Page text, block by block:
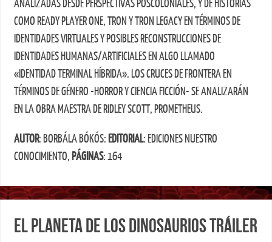
ANALIZADAS DESDE PERSPECTIVAS POSCOLONIALES, Y DE HISTORIAS
COMO READY PLAYER ONE, TRON Y TRON LEGACY EN TÉRMINOS DE
IDENTIDADES VIRTUALES Y POSIBLES RECONSTRUCCIONES DE
IDENTIDADES HUMANAS/ARTIFICIALES EN ALGO LLAMADO
«IDENTIDAD TERMINAL HÍBRIDA». LOS CRUCES DE FRONTERA EN
TÉRMINOS DE GÉNERO -HORROR Y CIENCIA FICCIÓN- SE ANALIZARÁN
EN LA OBRA MAESTRA DE RIDLEY SCOTT, PROMETHEUS.
AUTOR: BORBÁLA BÓKÓS: EDITORIAL: EDICIONES NUESTRO
CONOCIMIENTO, PÁGINAS: 164
El planeta de los dinosaurios tráiler